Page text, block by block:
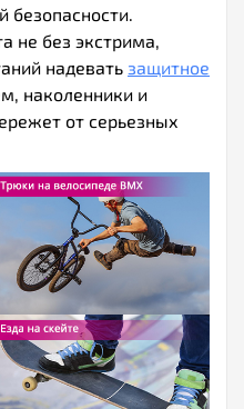
безопасности.
не без экстрима,
надевать защитное
наколенники и
от серьезных